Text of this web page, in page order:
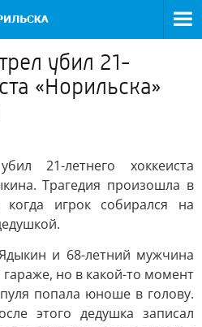
убил 21-
«Норильска»
21-летнего хоккеиста
Трагедия произошла в
когда игрок собирался на
и 68-летний мужчина
но в какой-то момент
попала юноше в голову.
этого дедушка записал